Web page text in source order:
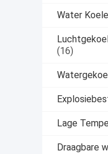
Water
(16)
Lage
Draagbare